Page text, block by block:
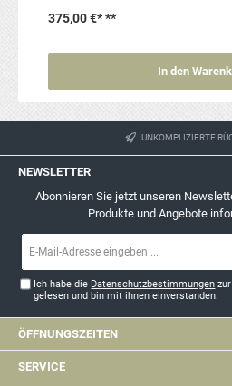
375,00 €***
In den
UNKOMPLIZIERTE
NEWSLETTER
Abonnieren Sie jetzt unseren
Produkte und Angebote
Ich habe die Datenschutzbestimmungen
gelesen und bin mit ihnen einverstanden.
ÖFFNUNGSZEITEN
SERVICE